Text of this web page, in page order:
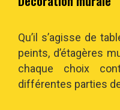
Qu’il s’agisse de
peints, d’étagères
chaque choix
différentes parties